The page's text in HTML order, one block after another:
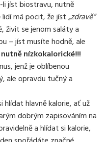
li jíst biostravu, nutně
lidí má pocit, že jíst„zdravě“
živit se jenom saláty a
– jíst musíte hodně, ale
nízkokalorické!!!
jenž je oblíbenou
ale opravdu tučný a
hlavně kalorie, ať už
dobrým zapisováním na
a hlídat si kalorie,